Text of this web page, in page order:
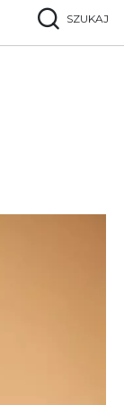
SZUKAJ